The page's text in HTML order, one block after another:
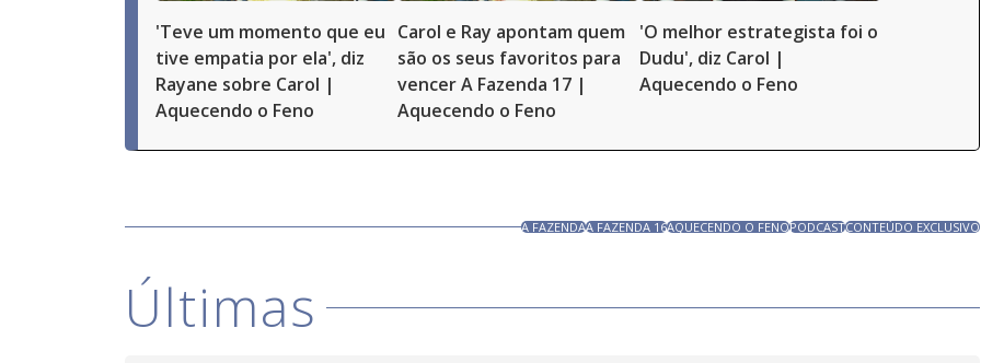
'Teve um momento que eu
tive empatia por ela', diz
Rayane sobre Carol |
Aquecendo o Feno
Carol e Ray apontam quem
são os seus favoritos para
vencer A Fazenda 17 |
Aquecendo o Feno
'O melhor estrategista foi o
Dudu', diz Carol |
Aquecendo o Feno
A FAZENDAA FAZENDA 16AQUECENDO O FENOPODCASTCONTEÚDO EXCLUSIVO
Últimas